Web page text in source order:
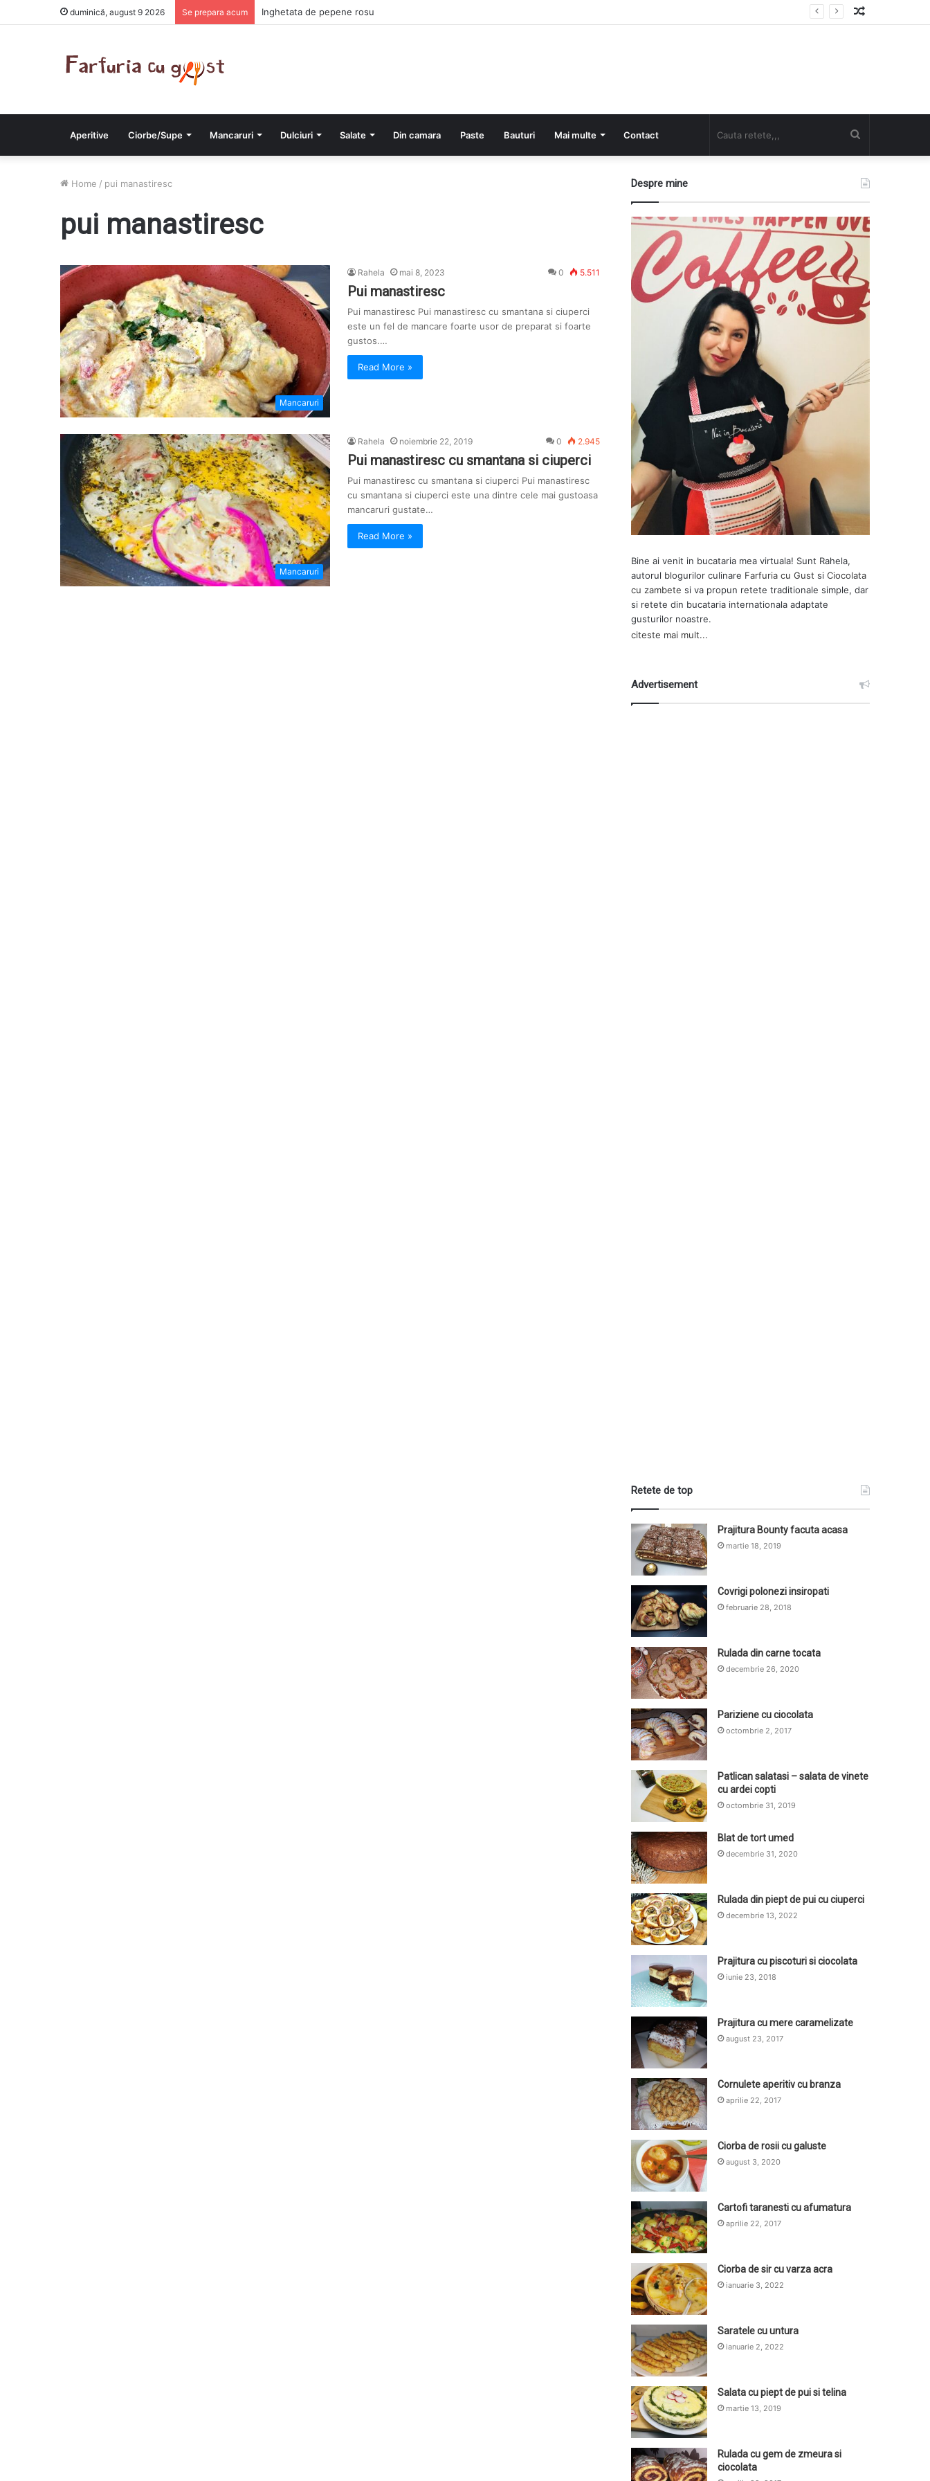
duminică, august 9 2026 Se prepara acum Inghetata de pepene rosu
Aperitive Ciorbe/Supe Mancaruri Dulciuri Salate Din camara Paste Bauturi Mai multe Contact
retete,,,
Home / pui manastiresc
pui manastiresc
Mancaruri
Rahela mai 8, 2023 0 5.511
Pui manastiresc
Pui manastiresc Pui manastiresc cu smantana si ciuperci
este un fel de mancare foarte usor de preparat si foarte
gustos.…
Read More »
Mancaruri
Rahela noiembrie 22, 2019 0 2.945
Pui manastiresc cu smantana si ciuperci
Pui manastiresc cu smantana si ciuperci Pui manastiresc
cu smantana si ciuperci este una dintre cele mai gustoasa
mancaruri gustate…
Read More »
Despre mine
Bine ai venit in bucataria mea virtuala! Sunt Rahela,
autorul blogurilor culinare Farfuria cu Gust siCiocolata
cu zambete si va propun retete traditionale simple, dar
si retete din bucataria internationala adaptate
gusturilor noastre.
citeste mai mult...
Advertisement
Retete de top
Prajitura Bounty facuta acasa
martie 18, 2019
Covrigi polonezi insiropati
februarie 28, 2018
Rulada din carne tocata
decembrie 26, 2020
Pariziene cu ciocolata
octombrie 2, 2017
Patlican salatasi – salata de vinete
cu ardei copti
octombrie 31, 2019
Blat de tort umed
decembrie 31, 2020
Rulada din piept de pui cu ciuperci
decembrie 13, 2022
Prajitura cu piscoturi si ciocolata
iunie 23, 2018
Prajitura cu mere caramelizate
august 23, 2017
Cornulete aperitiv cu branza
aprilie 22, 2017
Ciorba de rosii cu galuste
august 3, 2020
Cartofi taranesti cu afumatura
aprilie 22, 2017
Ciorba de sir cu varza acra
ianuarie 3, 2022
Saratele cu untura
ianuarie 2, 2022
Salata cu piept de pui si telina
martie 13, 2019
Rulada cu gem de zmeura si
ciocolata